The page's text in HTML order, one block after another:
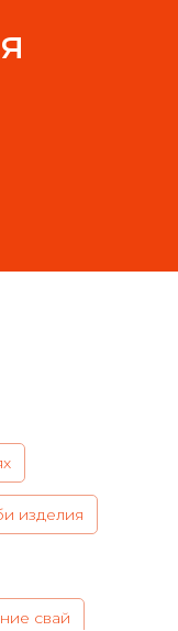
изделия
свай